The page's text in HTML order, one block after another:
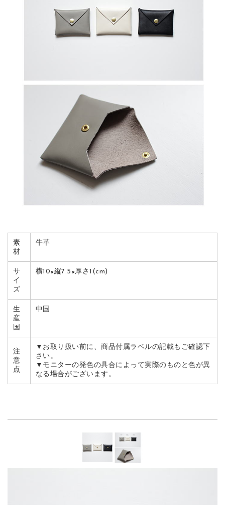
素
材
牛革
サ
イ
ズ
横10×縦7.5×厚さ1(cm)
生
産
国
中国
注
意
点
▼お取り扱い前に、商品付属ラベルの記載もご確認下
さい。
▼モニターの発色の具合によって実際のものと色が異
なる場合がございます。